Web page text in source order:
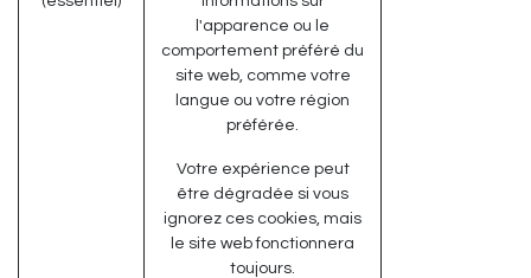
l'apparence ou le
comportement préféré du
site web, comme votre
langue ou votre région
préférée.
Votre expérience peut
être dégradée si vous
ignorez ces cookies, mais
le site web fonctionnera
toujours.